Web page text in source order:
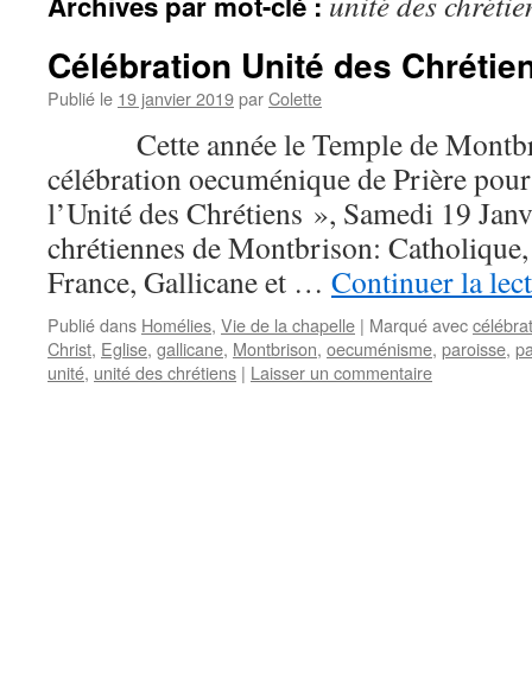
Célébration Unité des
Publié le 19 janvier 2019parColette
Cette année le Temple de
célébration oecuménique de Prière
l’Unité des Chrétiens », Samedi 19
chrétiennes de Montbrison:
France, Gallicane et … Continuer la
Publié dans Homélies, Vie de la chapelle | Marqué avec
Christ, Eglise, gallicane, Montbrison, oecuménisme, paroisse,
unité, unité des chrétiens | Laisser un commentaire